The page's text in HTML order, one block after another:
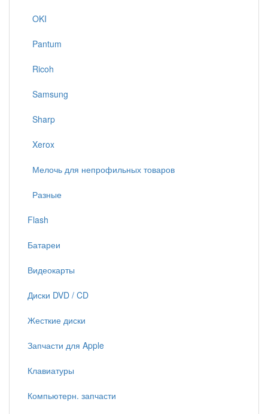
OKI
Pantum
Ricoh
Samsung
Sharp
Xerox
Мелочь для непрофильных товаров
Разные
Flash
Батареи
Видеокарты
Диски DVD / CD
Жесткие диски
Запчасти для Apple
Клавиатуры
Компьютерн. запчасти